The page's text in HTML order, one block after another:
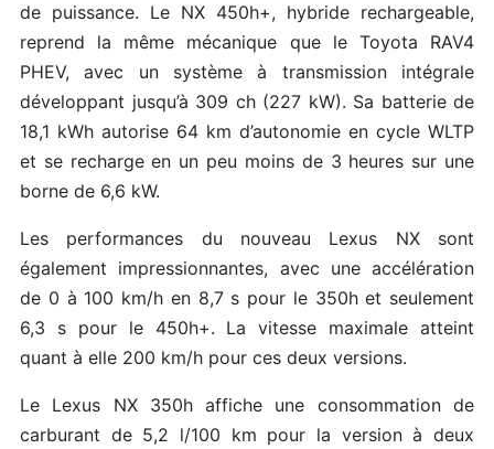
de puissance. Le NX 450h+, hybride rechargeable,
reprend la même mécanique que le Toyota RAV4
PHEV, avec un système à transmission intégrale
développant jusqu’à 309 ch (227 kW). Sa batterie de
18,1 kWh autorise 64 km d’autonomie en cycle WLTP
et se recharge en un peu moins de 3 heures sur une
borne de 6,6 kW.
Les performances du nouveau Lexus NX sont
également impressionnantes, avec une accélération
de 0 à 100 km/h en 8,7 s pour le 350h et seulement
6,3 s pour le 450h+. La vitesse maximale atteint
quant à elle 200 km/h pour ces deux versions.
Le Lexus NX 350h affiche une consommation de
carburant de 5,2 l/100 km pour la version à deux